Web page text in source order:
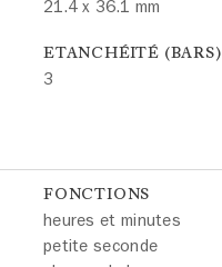
21.4 x 36.1 mm
ETANCHÉITÉ (BARS)
3
FONCTIONS
heures et minutes
petite seconde